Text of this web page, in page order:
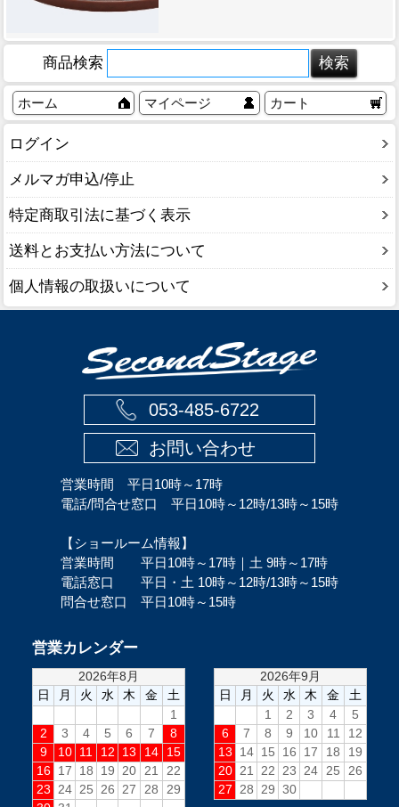
商品検索
ホーム マイページ カート
ログイン
メルマガ申込/停止
特定商取引法に基づく表示
送料とお支払い方法について
個人情報の取扱いについて
053-485-6722
お問い合わせ
営業時間 平日10時～17時
電話/問合せ窓口 平日10時～12時/13時～15時
【ショールーム情報】
営業時間 平日10時～17時｜土 9時～17時
電話窓口 平日・土 10時～12時/13時～15時
問合せ窓口 平日10時～15時
営業カレンダー